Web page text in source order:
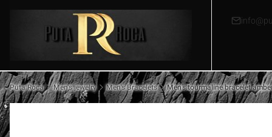
Puta Roca Men's jewelry Men's Bracelets Men's tourmaline bracelet